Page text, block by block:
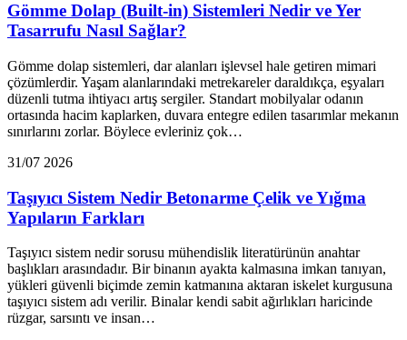
Gömme Dolap (Built-in) Sistemleri Nedir ve Yer
Tasarrufu Nasıl Sağlar?
Gömme dolap sistemleri, dar alanları işlevsel hale getiren mimari
çözümlerdir. Yaşam alanlarındaki metrekareler daraldıkça, eşyaları
düzenli tutma ihtiyacı artış sergiler. Standart mobilyalar odanın
ortasında hacim kaplarken, duvara entegre edilen tasarımlar mekanın
sınırlarını zorlar. Böylece evleriniz çok…
31/07 2026
Taşıyıcı Sistem Nedir Betonarme Çelik ve Yığma
Yapıların Farkları
Taşıyıcı sistem nedir sorusu mühendislik literatürünün anahtar
başlıkları arasındadır. Bir binanın ayakta kalmasına imkan tanıyan,
yükleri güvenli biçimde zemin katmanına aktaran iskelet kurgusuna
taşıyıcı sistem adı verilir. Binalar kendi sabit ağırlıkları haricinde
rüzgar, sarsıntı ve insan…